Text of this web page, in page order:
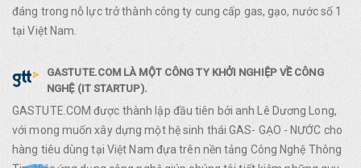
đáng trong nỗ lực trở thành công ty cung cấp gas, gạo, nước số 1
tại Việt Nam.
GASTUTE.COM LÀ MỘT CÔNG TY KHỞI NGHIỆP VỀ CÔNG
NGHỆ (IT STARTUP).
GASTUTE.COM được thành lập đầu tiên bởi anh Lê Dương Long,
với mong muốn xây dựng một hệ sinh thái GAS- GẠO - NƯỚC cho
hàng tiêu dùng tại Việt Nam đựa trên nền tảng Công Nghệ Thông